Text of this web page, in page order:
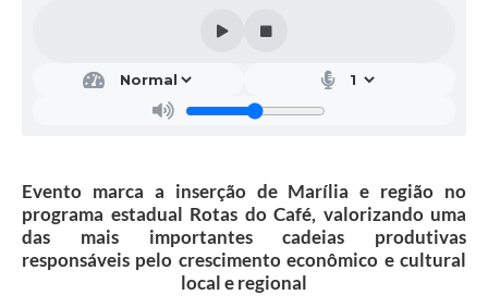
Evento marca a inserção de Marília e região no
programa estadual Rotas do Café, valorizando uma
das mais importantes cadeias produtivas
responsáveis pelo crescimento econômico e cultural
local e regional